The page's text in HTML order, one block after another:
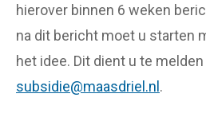
hierover binnen 6 weken
na dit bericht moet u starten
het idee. Dit dient u te melden
subsidie@maasdriel.nl.